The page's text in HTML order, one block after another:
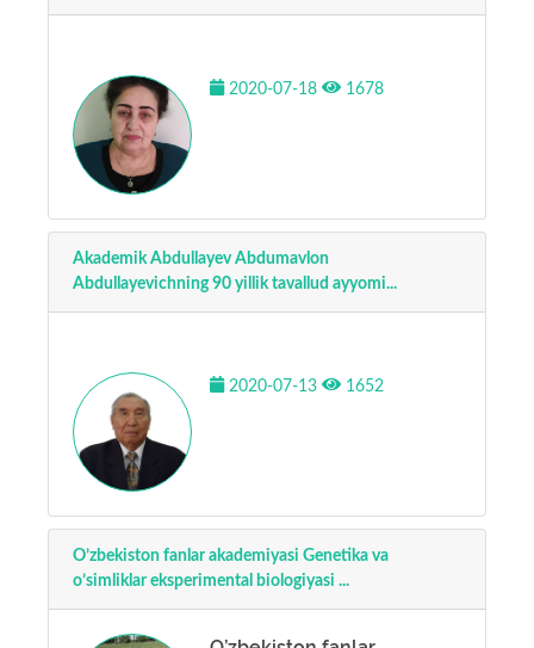
2020-07-18 1678
Akademik Abdullayev Abdumavlon
Abdullayevichning 90 yillik tavallud ayyomi...
2020-07-13 1652
​​​​​​​O’zbekiston fanlar akademiyasi Genetika va
o’simliklar eksperimental biologiyasi ...